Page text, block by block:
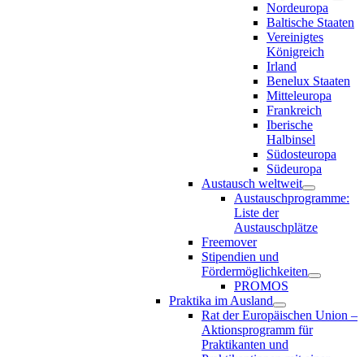
Nordeuropa
Baltische Staaten
Vereinigtes
Königreich
Irland
Benelux Staaten
Mitteleuropa
Frankreich
Iberische
Halbinsel
Südosteuropa
Südeuropa
Austausch weltweit
Austauschprogramme:
Liste der
Austauschplätze
Freemover
Stipendien und
Fördermöglichkeiten
PROMOS
Praktika im Ausland
Rat der Europäischen Union –
Aktionsprogramm für
Praktikanten und